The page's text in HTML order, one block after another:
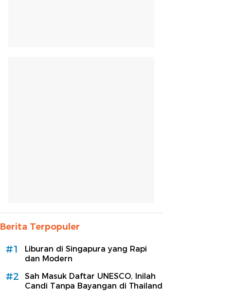
Berita Terpopuler
#1
Liburan di Singapura yang Rapi
dan Modern
#2
Sah Masuk Daftar UNESCO, Inilah
Candi Tanpa Bayangan di Thailand